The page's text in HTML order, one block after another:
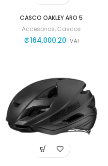
CASCO OAKLEY ARO 5
Accesorios, Cascos
₡164,000.20 IVAI